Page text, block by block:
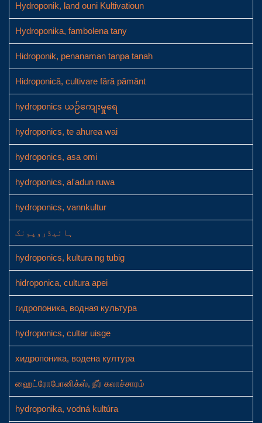
Hydroponik, land ouni Kultivatioun
Hydroponika, fambolena tany
Hidroponik, penanaman tanpa tanah
Hidroponică, cultivare fără pământ
hydroponics ယဉ်ကျေးမှုရေ
hydroponics, te ahurea wai
hydroponics, asa omi
hydroponics, al'adun ruwa
hydroponics, vannkultur
ہائیڈروپونک
hydroponics, kultura ng tubig
hidroponica, cultura apei
гидропоника, водная культура
hydroponics, cultar uisge
хидропоника, водена култура
ஹைட்ரோபோனிக்ஸ், நீர் கலாச்சாரம்
hydroponika, vodná kultúra